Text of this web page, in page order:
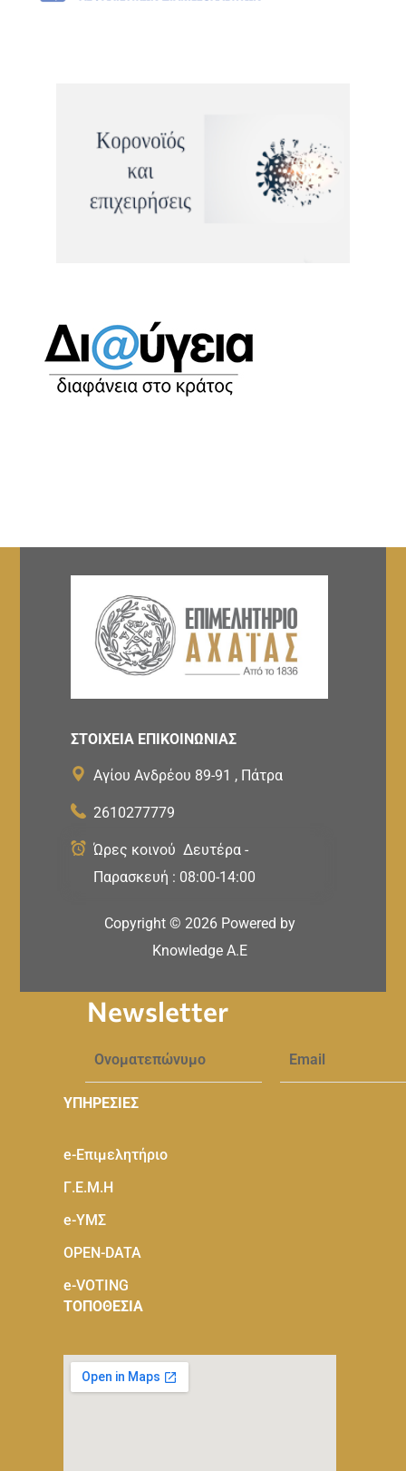
ΣΤΟΙΧΕΙΑ ΕΠΙΚΟΙΝΩΝΙΑΣ
Αγίου Ανδρέου 89-91 , Πάτρα
2610277779
Ώρες κοινού Δευτέρα -
Παρασκευή : 08:00-14:00
Copyright © 2026 Powered by
Knowledge A.E
Newsletter
ΥΠΗΡΕΣΙΕΣ
e-Eπιμελητήριο
Γ.Ε.Μ.Η
e-ΥΜΣ
OPEN-DATA
e-VOTING
ΤΟΠΟΘΕΣΙΑ